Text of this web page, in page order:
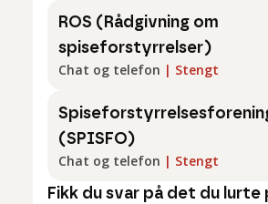
ROS (Rådgivning om
spiseforstyrrelser)
Chat og telefon | Stengt
(SPISFO)
Chat og telefon | Stengt
Fikk du svar på det du lurte